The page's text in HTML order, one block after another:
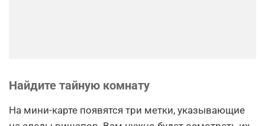
Найдите тайную комнату
На мини-карте появятся три метки, указывающие